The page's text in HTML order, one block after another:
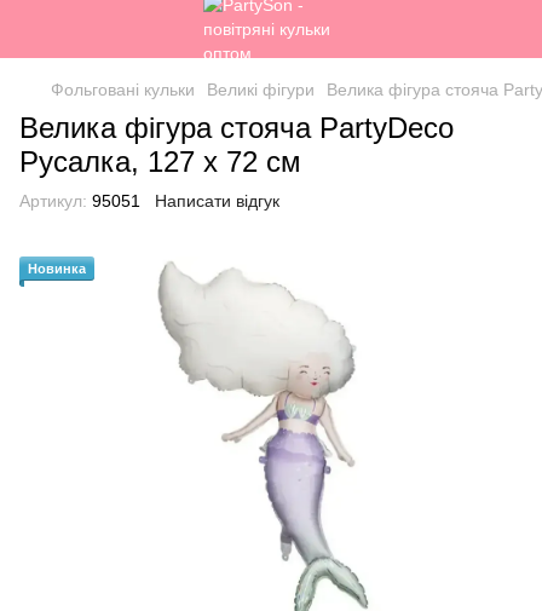
Фольговані кульки Великі фігури Велика фігура стояча
Велика фігура стояча PartyDeco
Русалка, 127 x 72 см
Артикул: 95051 Написати відгук
Новинка